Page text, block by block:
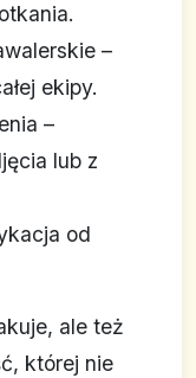
–
ekipy.
–
lub z
od
ale też
której nie